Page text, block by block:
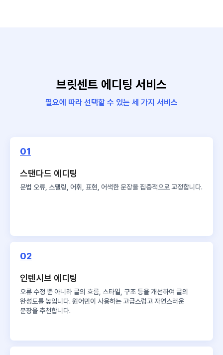
브릿센트 에디팅 서비스
필요에 따라 선택할 수 있는 세 가지 서비스
01
스탠다드 에디팅
문법 오류, 스펠링, 어휘, 표현, 어색한 문장을 집중적으로 교정합니다.
02
인텐시브 에디팅
오류 수정 뿐 아니라 글의 흐름, 스타일, 구조 등을 개선하여 글의
완성도를 높입니다. 원어민이 사용하는 고급스럽고 자연스러운
문장을 추천합니다.